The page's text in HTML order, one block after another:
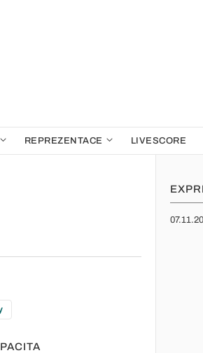
REPREZENTACE LIVESCORE